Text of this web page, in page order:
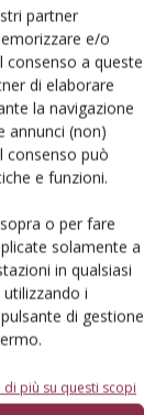
partner
e/o
consenso a queste
di elaborare
la navigazione
annunci (non)
consenso può
e funzioni.
o per fare
solamente a
in qualsiasi
i
di gestione
di più su questi scopi
o un